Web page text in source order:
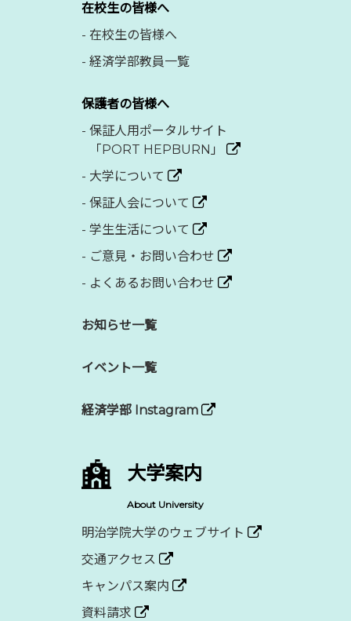
在校生の皆様へ
- 在校生の皆様へ
- 経済学部教員一覧
保護者の皆様へ
- 保証人用ポータルサイト
「PORT HEPBURN」
- 大学について
- 保証人会について
- 学生生活について
- ご意見・お問い合わせ
- よくあるお問い合わせ
お知らせ一覧
イベント一覧
経済学部 Instagram
大学案内
About University
明治学院大学のウェブサイト
交通アクセス
キャンパス案内
資料請求